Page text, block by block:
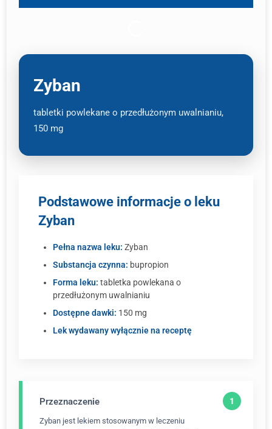
Zyban
tabletki powlekane o przedłużonym uwalnianiu,
150 mg
Podstawowe informacje o leku
Zyban
Pełna nazwa leku: Zyban
Substancja czynna: bupropion
Forma leku: tabletka powlekana o
przedłużonym uwalnianiu
Dostępne dawki: 150 mg
Lek wydawany wyłącznie na receptę
Przeznaczenie
Zyban jest lekiem stosowanym w leczeniu